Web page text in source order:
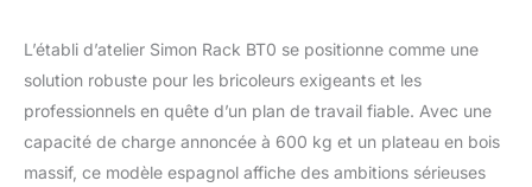
L’établi d’atelier Simon Rack BT0 se positionne comme une
solution robuste pour les bricoleurs exigeants et les
professionnels en quête d’un plan de travail fiable. Avec une
capacité de charge annoncée à 600 kg et un plateau en bois
massif, ce modèle espagnol affiche des ambitions sérieuses